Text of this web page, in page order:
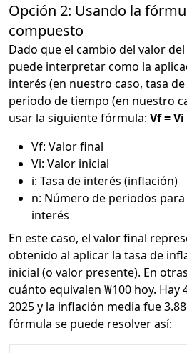
Opción 2: Usando la
compuesto
Dado que el cambio del valor
puede interpretar como la
interés (en nuestro caso, tasa
periodo de tiempo (en nuestro
usar la siguiente fórmula: Vf = Vi
Vf: Valor final
Vi: Valor inicial
i: Tasa de interés (inflación)
n: Número de periodos
interés
En este caso, el valor final
obtenido al aplicar la tasa de
inicial (o valor presente). En
cuánto equivalen ₩100 hoy. Hay
2025 y la inflación media fue
fórmula se puede resolver así: